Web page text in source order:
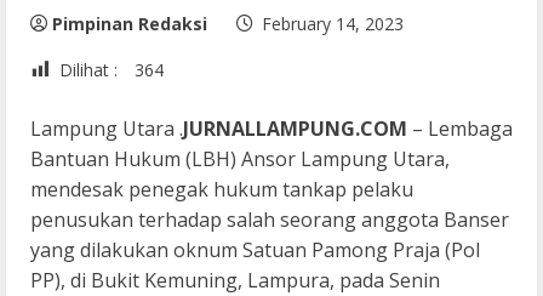
Pimpinan Redaksi
February 14, 2023
Dilihat :
364
Lampung Utara .JURNALLAMPUNG.COM – Lembaga
Bantuan Hukum (LBH) Ansor Lampung Utara,
mendesak penegak hukum tankap pelaku
penusukan terhadap salah seorang anggota Banser
yang dilakukan oknum Satuan Pamong Praja (Pol
PP), di Bukit Kemuning, Lampura, pada Senin